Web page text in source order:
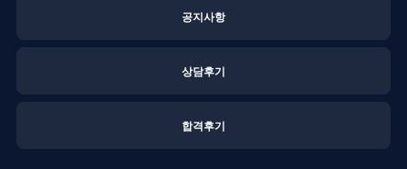
공지사항
상담후기
합격후기